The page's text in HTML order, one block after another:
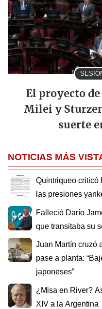
El proyecto
Milei y
suerte
NOTICIAS MÁS
Quintriqueo criticó
las presiones
Falleció Darío
que transitaba su
Juan Martín cruzó
pase a planta:
japoneses”
¿Misa en River?
XIV a la Argentina